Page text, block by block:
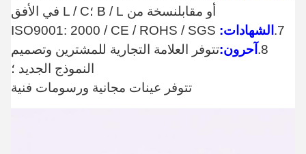
أو مقابلنسخة من B / L ؛L / C في الأفق
7. الشهادات: ISO9001: 2000 / CE / ROHS / SGS
8. آحرون:تتوفر العلامة التجارية للمشترين وتصميم
النموذج الجديد ؛
تتوفر عينات مجانية ورسومات فنية